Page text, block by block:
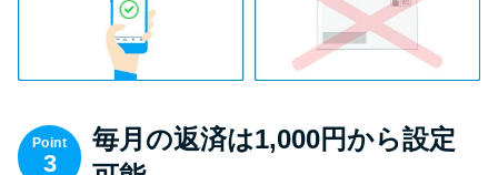
今月の家賃払えない…2ヵ月目に
は解決しないと危険な理由と対
家賃払えないが強制退去は避け
Point
3
毎月の返済は1,000円から設定